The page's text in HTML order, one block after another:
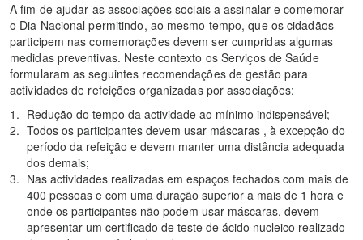
A fim de ajudar as associações sociais a assinalar e comemorar
o Dia Nacional permitindo, ao mesmo tempo, que os cidadãos
participem nas comemorações devem ser cumpridas algumas
medidas preventivas. Neste contexto os Serviços de Saúde
formularam as seguintes recomendações de gestão para
actividades de refeições organizadas por associações:
Redução do tempo da actividade ao mínimo indispensável;
Todos os participantes devem usar máscaras , à excepção do
período da refeição e devem manter uma distância adequada
dos demais;
Nas actividades realizadas em espaços fechados com mais de
400 pessoas e com uma duração superior a mais de 1 hora e
onde os participantes não podem usar máscaras, devem
apresentar um certificado de teste de ácido nucleico realizado